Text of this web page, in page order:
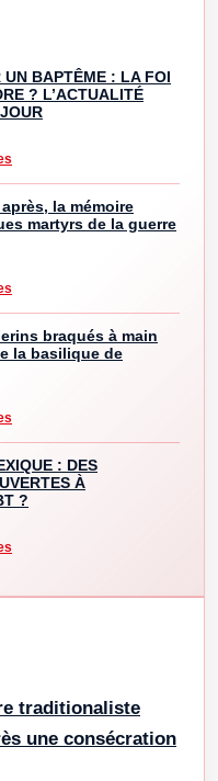
UN BAPTÊME : LA FOI
? L’ACTUALITÉ
la mémoire
martyrs de la guerre
braqués à main
la basilique de
: DES
À
?
traditionaliste
une consécration